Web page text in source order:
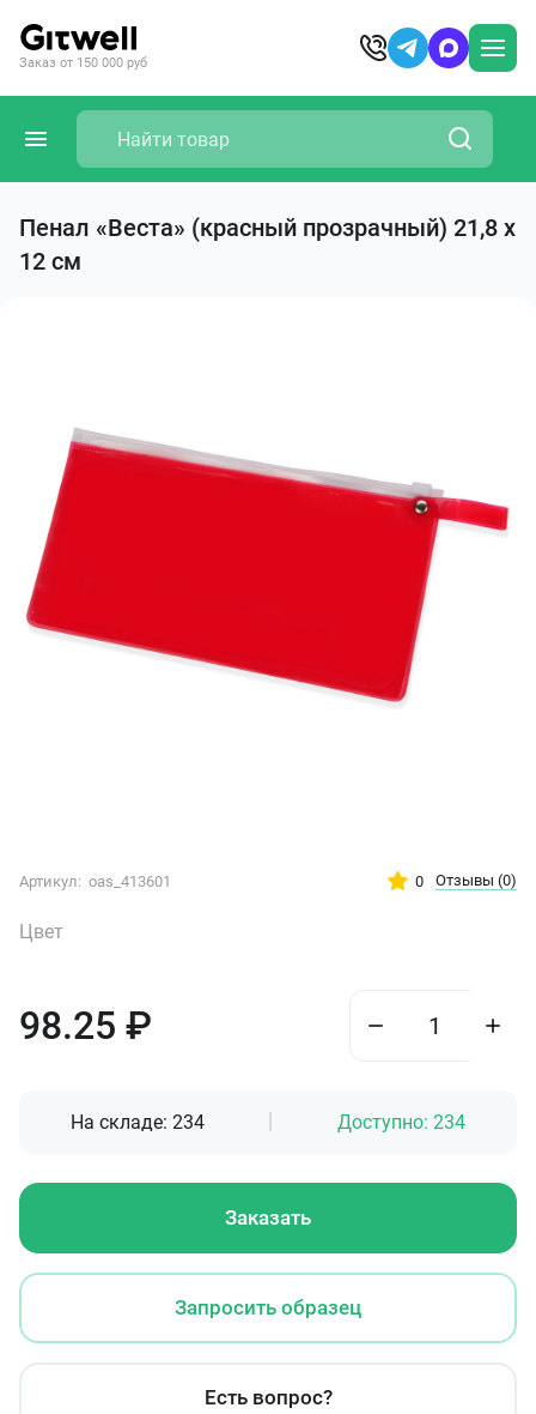
Заказ от 150 000 руб
Пенал «Веста» (красный прозрачный) 21,8 х
12 см
Артикул: oas_413601 0 Отзывы (0)
Цвет
98.25 ₽
На складе:234 Доступно: 234
Заказать
Запросить образец
Есть вопрос?